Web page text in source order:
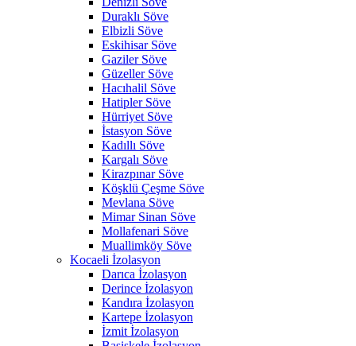
Duraklı Söve
Elbizli Söve
Eskihisar Söve
Gaziler Söve
Güzeller Söve
Hacıhalil Söve
Hatipler Söve
Hürriyet Söve
İstasyon Söve
Kadıllı Söve
Kargalı Söve
Kirazpınar Söve
Köşklü Çeşme Söve
Mevlana Söve
Mimar Sinan Söve
Mollafenari Söve
Muallimköy Söve
Kocaeli İzolasyon
Darıca İzolasyon
Derince İzolasyon
Kandıra İzolasyon
Kartepe İzolasyon
İzmit İzolasyon